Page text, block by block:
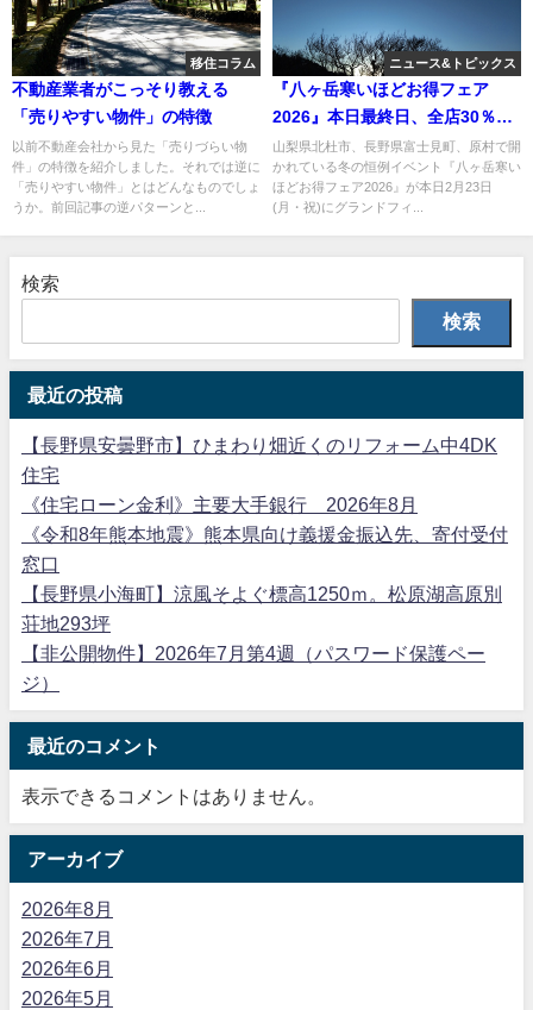
移住コラム
不動産業者がこっそり教える
「売りやすい物件」の特徴
以前不動産会社から見た「売りづらい物
件」の特徴を紹介しました。それでは逆に
「売りやすい物件」とはどんなものでしょ
うか。前回記事の逆パターンと...
ニュース&トピックス
『八ヶ岳寒いほどお得フェア
2026』本日最終日、全店30％オ
フ
山梨県北杜市、長野県富士見町、原村で開
かれている冬の恒例イベント『八ヶ岳寒い
ほどお得フェア2026』が本日2月23日
(月・祝)にグランドフィ...
検索
検索
最近の投稿
【長野県安曇野市】ひまわり畑近くのリフォーム中4DK
住宅
《住宅ローン金利》主要大手銀行 2026年8月
《令和8年熊本地震》熊本県向け義援金振込先、寄付受付
窓口
【長野県小海町】涼風そよぐ標高1250ｍ。松原湖高原別
荘地293坪
【非公開物件】2026年7月第4週（パスワード保護ペー
ジ）
最近のコメント
表示できるコメントはありません。
アーカイブ
2026年8月
2026年7月
2026年6月
2026年5月